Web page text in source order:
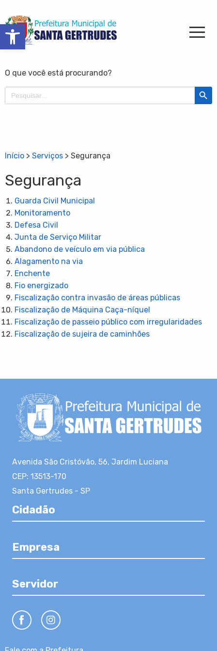
Barra de Ferramentas Aberta
O que você está procurando?
Search
for:
Search
Início > Serviços > Segurança
Segurança
Guarda Civil Municipal
Monitoramento
Defesa Civil
Junta de Serviço Militar
Abandono de veículo em via pública
Alagamento na via
Enchente
Fio energizado
Fiscalização contra invasão de áreas públicas
Fiscalização de Máquina Caça-níquel
Fiscalização de passeio público com irregularidades
Fiscalização de sujeira de caminhões
Avenida São Cristóvão, 56, Jardim Luciana
CEP: 13513-170
Santa Gertrudes - SP
Cidadão
Empresa
Servidor